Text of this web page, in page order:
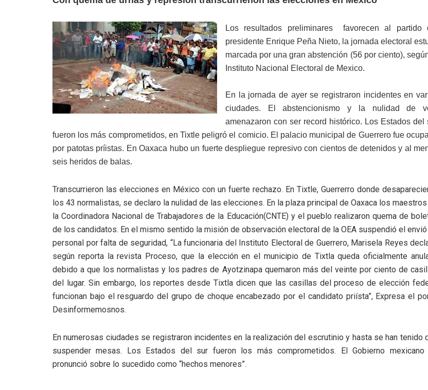
Los resultados preliminares favorecen al partido
presidente Enrique Peña Nieto, la jornada electoral
marcada por una gran abstención (56 por ciento),
Instituto Nacional Electoral de Mexico.
En la jornada de ayer se registraron incidentes en
ciudades. El abstencionismo y la nulidad de
amenazaron con ser record histórico. Los Estados del
fueron los más comprometidos, en Tixtle peligró el comicio. El palacio municipal de Guerrero fue
por patotas príistas. En Oaxaca hubo un fuerte despliegue represivo con cientos de detenidos y al
seis heridos de balas.
Transcurrieron las elecciones en México con un fuerte rechazo. En Tixtle, Guerrerro donde
los 43 normalistas, se declaro la nulidad de las elecciones. En la plaza principal de Oaxaca los
la Coordinadora Nacional de Trabajadores de la Educación(CNTE) y el pueblo realizaron quema de
de los candidatos. En el mismo sentido la misión de observación electoral de la OEA suspendió el
personal por falta de seguridad, “La funcionaria del Instituto Electoral de Guerrero, Marisela Reyes
según reporta la revista Proceso, que la elección en el municipio de Tixtla queda oficialmente
debido a que los normalistas y los padres de Ayotzinapa quemaron más del veinte por ciento de
del lugar. Sin embargo, los reportes desde Tixtla dicen que las casillas del proceso de elección
funcionan bajo el resguardo del grupo de choque encabezado por el candidato priísta”, Expresa el
Desinformemosnos.
En numerosas ciudades se registraron incidentes en la realización del escrutinio y hasta se han tenido
suspender mesas. Los Estados del sur fueron los más comprometidos. El Gobierno mexicano
pronunció sobre lo sucedido como “hechos menores”.